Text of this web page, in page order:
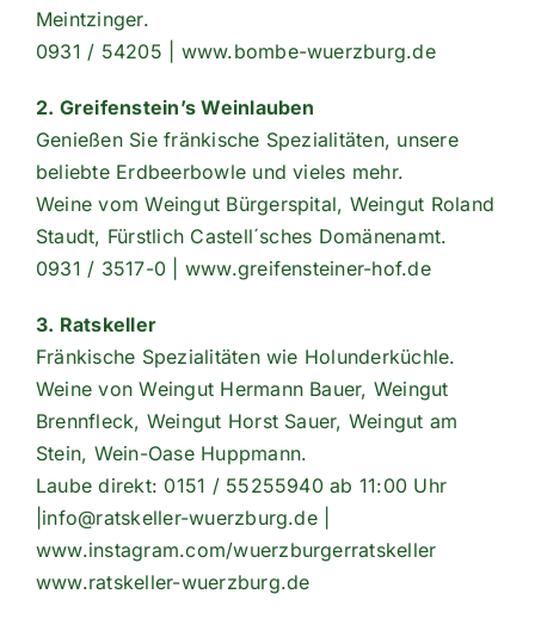
Meintzinger.
0931 / 54205 | www.bombe-wuerzburg.de
2. Greifenstein’s Weinlauben
Genießen Sie fränkische Spezialitäten, unsere
beliebte Erdbeerbowle und vieles mehr.
Weine vom Weingut Bürgerspital, Weingut Roland
Staudt, Fürstlich Castell´sches Domänenamt.
0931 / 3517-0 | www.greifensteiner-hof.de
3. Ratskeller
Fränkische Spezialitäten wie Holunderküchle.
Weine von Weingut Hermann Bauer, Weingut
Brennfleck, Weingut Horst Sauer, Weingut am
Stein, Wein-Oase Huppmann.
Laube direkt: 0151 / 55255940 ab 11:00 Uhr
|info@ratskeller-wuerzburg.de |
www.instagram.com/wuerzburgerratskeller
www.ratskeller-wuerzburg.de